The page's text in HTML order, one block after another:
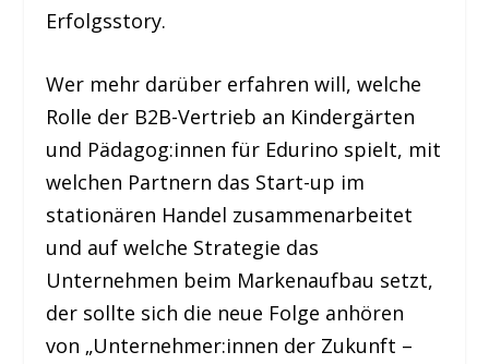
Erfolgsstory.
Wer mehr darüber erfahren will, welche
Rolle der B2B-Vertrieb an Kindergärten
und Pädagog:innen für Edurino spielt, mit
welchen Partnern das Start-up im
stationären Handel zusammenarbeitet
und auf welche Strategie das
Unternehmen beim Markenaufbau setzt,
der sollte sich die neue Folge anhören
von „Unternehmer:innen der Zukunft –